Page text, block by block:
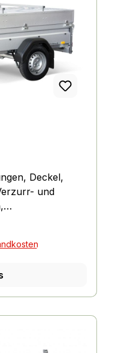
Deckel,
und
Bordwand,
und Rahmen